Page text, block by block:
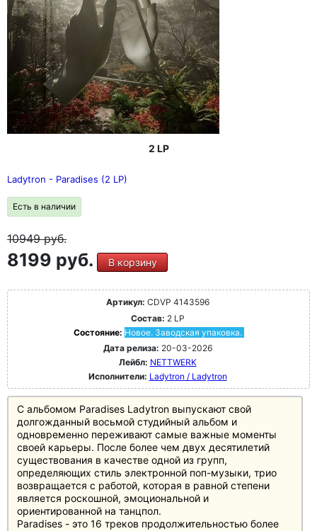
2 LP
Ladytron - Paradises (2 LP)
Есть в наличии
10949руб.
8199 руб. В корзину
Артикул: CDVP 4143596
Состав: 2 LP
Состояние: Новое. Заводская упаковка.
Дата релиза: 20-03-2026
Лейбл: NETTWERK
Исполнители: Ladytron / Ladytron
С альбомом Paradises Ladytron выпускают свой
долгожданный восьмой студийный альбом и
одновременно переживают самые важные моменты
своей карьеры. После более чем двух десятилетий
существования в качестве одной из групп,
определяющих стиль электронной поп-музыки, трио
возвращается с работой, которая в равной степени
является роскошной, эмоциональной и
ориентированной на танцпол.
Paradises - это 16 треков продолжительностью более